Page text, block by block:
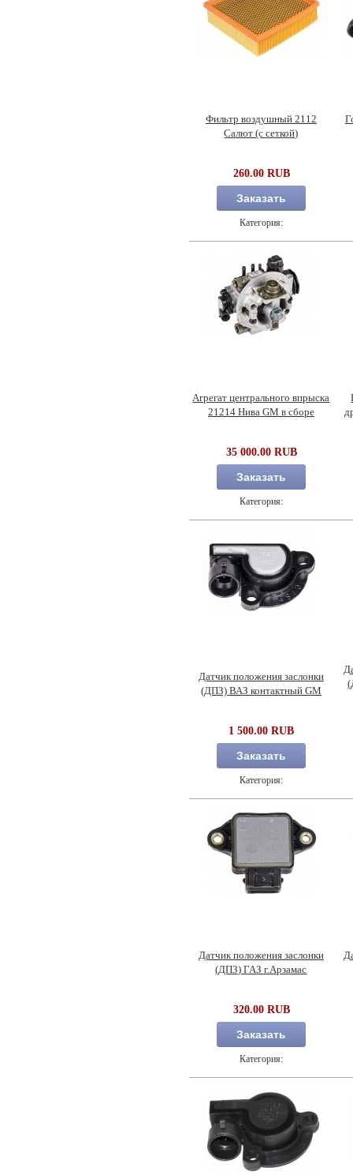
Фильтр воздушный 2112
Салют (с сеткой)
260.00 RUB
Заказать
Категория:
Агрегат центрального впрыска
21214 Нива GM в сборе
35 000.00 RUB
Заказать
Категория:
Датчик положения заслонки
(ДПЗ) ВАЗ контактный GM
1 500.00 RUB
Заказать
Категория:
Датчик положения заслонки
(ДПЗ) ГАЗ г.Арзамас
320.00 RUB
Заказать
Категория: